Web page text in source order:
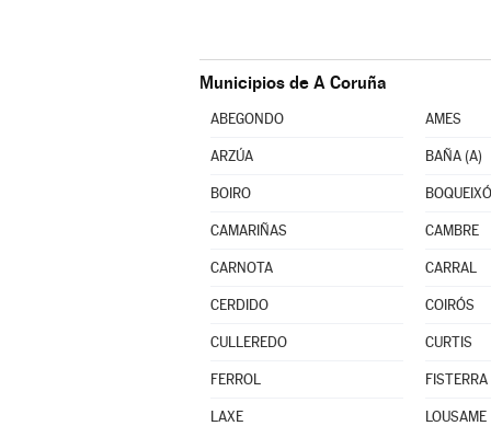
Municipios de A Coruña
ABEGONDO AMES
ARZÚA BAÑA (A)
BOIRO
CAMARIÑAS CAMBRE
CARNOTA CARRAL
CERDIDO COIRÓS
CULLEREDO CURTIS
FERROL FISTERRA
LAXE LOUSAME